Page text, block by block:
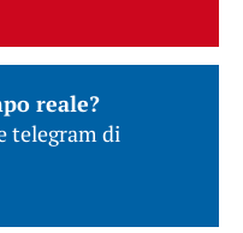
reale?
telegram di